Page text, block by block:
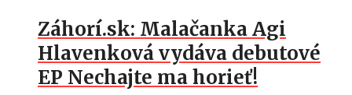
Záhorí.sk: Malačanka Agi
Hlavenková vydáva debutové
EP Nechajte ma horieť!